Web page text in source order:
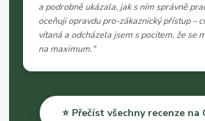
a podrobně ukázala, jak s ním správně
oceňuji opravdu pro-zákaznický přístup –
vítaná a odcházela jsem s pocitem, že se
na maximum."
⭐ Přečíst všechny recenze